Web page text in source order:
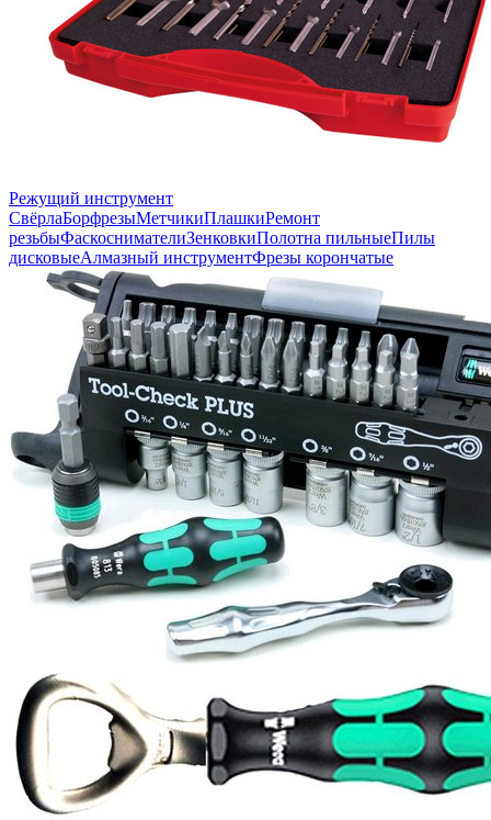
Режущий инструмент
СвёрлаБорфрезыМетчикиПлашкиРемонт
резьбыФаскоснимателиЗенковкиПолотна пильныеПилы
дисковыеАлмазный инструментФрезы корончатые